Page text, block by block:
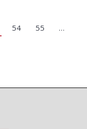
54 55
…